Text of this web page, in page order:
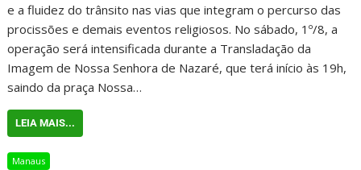
e a fluidez do trânsito nas vias que integram o percurso das
procissões e demais eventos religiosos. No sábado, 1º/8, a
operação será intensificada durante a Transladação da
Imagem de Nossa Senhora de Nazaré, que terá início às 19h,
saindo da praça Nossa…
LEIA MAIS...
Manaus